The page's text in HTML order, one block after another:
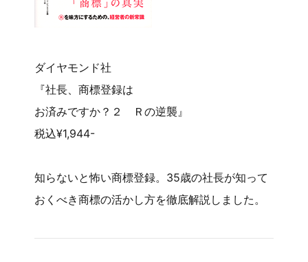
ダイヤモンド社
『社長、商標登録は
お済みですか？２ Ｒの逆襲』
税込¥1,944-
知らないと怖い商標登録。35歳の社長が知って
おくべき商標の活かし方を徹底解説しました。